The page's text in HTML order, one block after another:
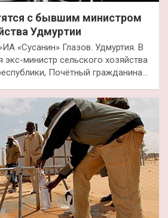
с бывшим министром
Удмуртии
«Сусанин» Глазов. Удмуртия. В
экс-министр сельского хозяйства
Почётный гражданина…